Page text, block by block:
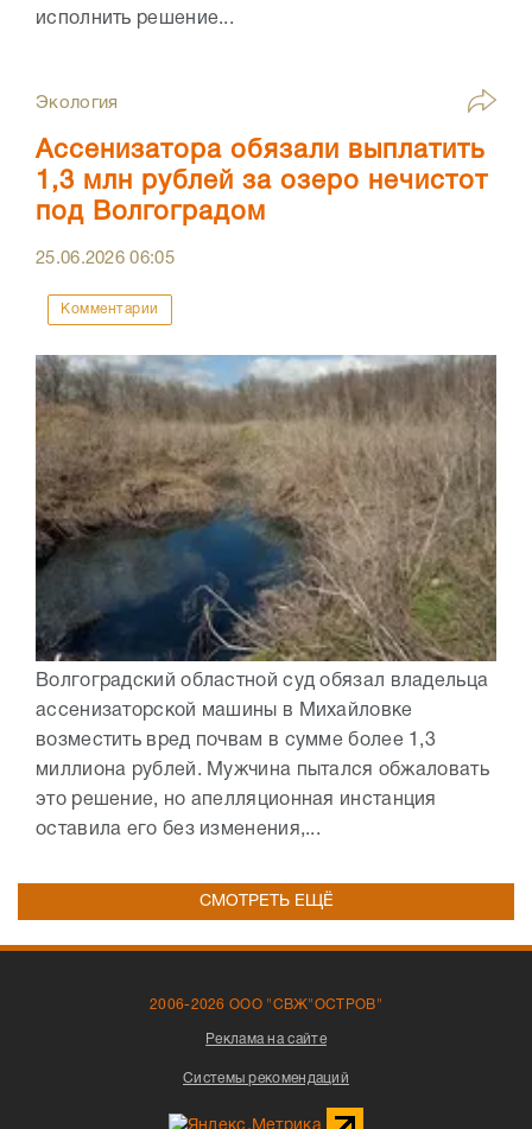
исполнить решение...
Экология
Ассенизатора обязали выплатить
1,3 млн рублей за озеро нечистот
под Волгоградом
25.06.202606:05
Комментарии
Волгоградский областной суд обязал владельца
ассенизаторской машины в Михайловке
возместить вред почвам в сумме более 1,3
миллиона рублей. Мужчина пытался обжаловать
это решение, но апелляционная инстанция
оставила его без изменения,...
СМОТРЕТЬ ЕЩЁ
2006-2026 ООО "СВЖ"ОСТРОВ"
Реклама на сайте
Системы рекомендаций